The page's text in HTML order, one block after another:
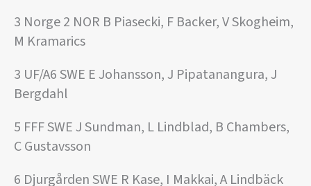
3 Norge 2 NOR B Piasecki, F Backer, V Skogheim,
M Kramarics
3 UF/A6 SWE E Johansson, J Pipatanangura, J
Bergdahl
5 FFF SWE J Sundman, L Lindblad, B Chambers,
C Gustavsson
6 Djurgården SWE R Kase, I Makkai, A Lindbäck